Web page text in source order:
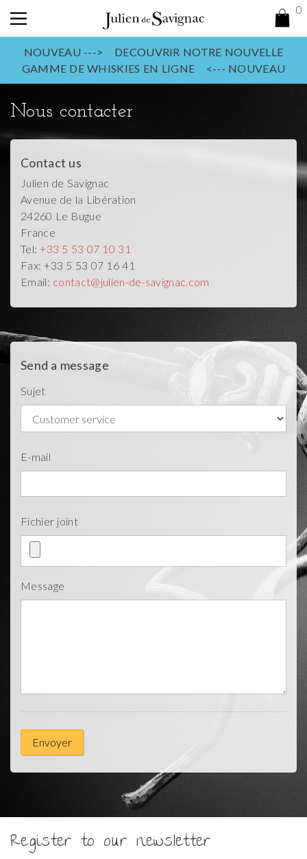
0
NOUVEAU ---> DECOUVRIR NOTRE NOUVELLE
GAMME DE WHISKIES EN LIGNE <--- NOUVEAU
Nous contacter
Contact us
Julien de Savignac
Avenue de la Libération
24260 Le Bugue
France
Tel:+33 5 53 07 10 31
Fax:+33 5 53 07 16 41
Email: contact@julien-de-savignac.com
Send a message
Sujet
E-mail
Fichier joint
Message
Envoyer
Register to our newsletter